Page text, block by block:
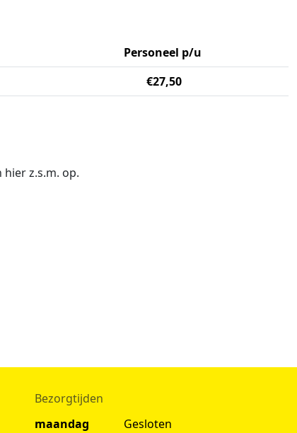
Personeel p/u
€27,50
hier z.s.m. op.
Bezorgtijden
maandag
Gesloten